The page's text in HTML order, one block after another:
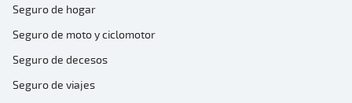
Seguro de hogar
Seguro de moto y ciclomotor
Seguro de decesos
Seguro de viajes